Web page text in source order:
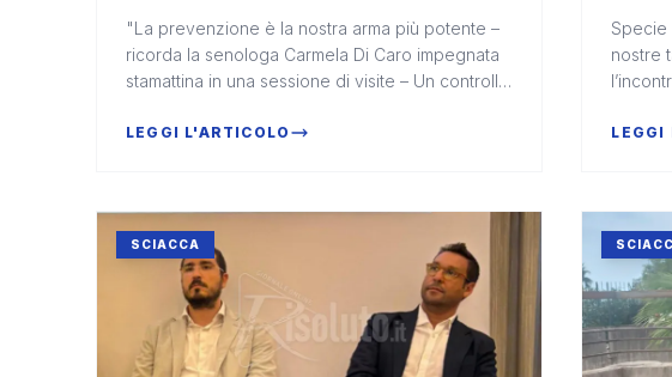
"La prevenzione è la nostra arma più potente –
ricorda la senologa Carmela Di Caro impegnata
stamattina in una sessione di visite – Un controllo
LEGGI L'ARTICOLO
Specie
nostre
LEGGI
SCIACCA